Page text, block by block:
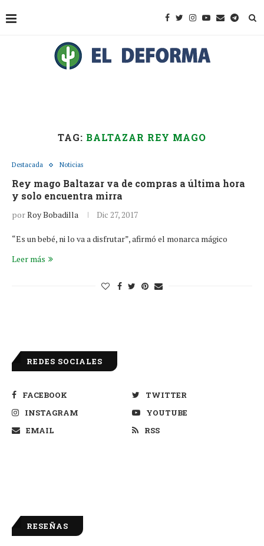
TAG: BALTAZAR REY MAGO
Destacada Noticias
Rey mago Baltazar va de compras a última hora
y solo encuentra mirra
porRoy Bobadilla Dic 27, 2017
“Es un bebé, ni lo va a disfrutar”, afirmó el monarca mágico
Leer más
REDES SOCIALES
FACEBOOK
TWITTER
INSTAGRAM
YOUTUBE
EMAIL
RSS
RESEÑAS